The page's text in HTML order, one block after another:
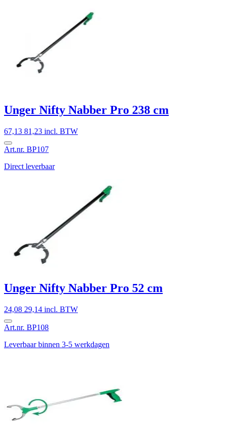
Unger Nifty Nabber Pro 238 cm
67,13 81,23 incl. BTW
Art.nr. BP107
Direct leverbaar
Unger Nifty Nabber Pro 52 cm
24,08 29,14 incl. BTW
Art.nr. BP108
Leverbaar binnen 3-5 werkdagen